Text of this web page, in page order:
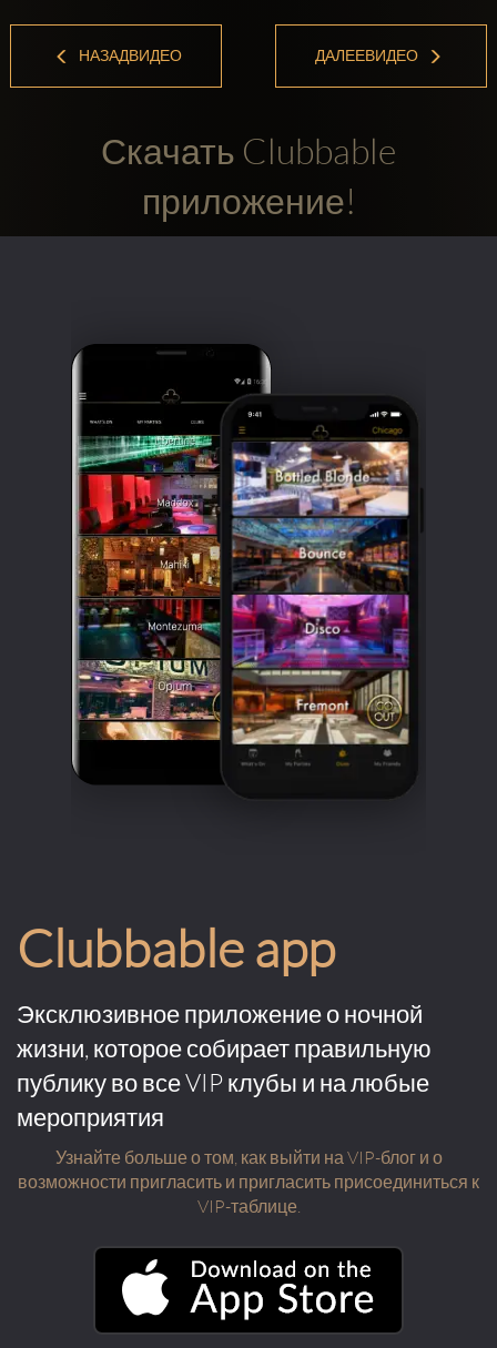
НАЗАДВИДЕО ДАЛЕЕВИДЕО
Скачать Clubbable
приложение!
Clubbable app
Эксклюзивное приложение о ночной
жизни, которое собирает правильную
публику во все VIP клубы и на любые
мероприятия
Узнайте больше о том, как выйти на VIP-блог и о
возможности пригласить и пригласить присоединиться к
VIP-таблице.